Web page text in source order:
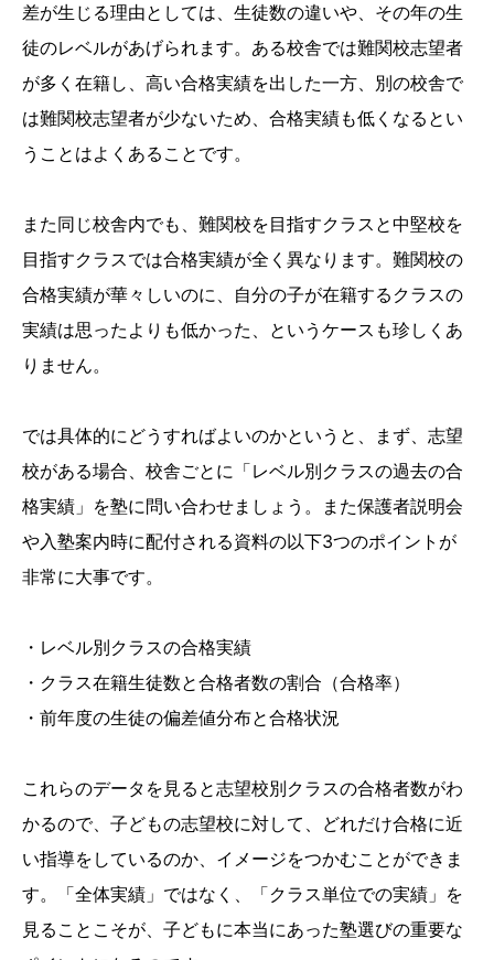
差が生じる理由としては、生徒数の違いや、その年の生
徒のレベルがあげられます。ある校舎では難関校志望者
が多く在籍し、高い合格実績を出した一方、別の校舎で
は難関校志望者が少ないため、合格実績も低くなるとい
うことはよくあることです。
また同じ校舎内でも、難関校を目指すクラスと中堅校を
目指すクラスでは合格実績が全く異なります。難関校の
合格実績が華々しいのに、自分の子が在籍するクラスの
実績は思ったよりも低かった、というケースも珍しくあ
りません。
では具体的にどうすればよいのかというと、まず、志望
校がある場合、校舎ごとに「レベル別クラスの過去の合
格実績」を塾に問い合わせましょう。また保護者説明会
や入塾案内時に配付される資料の以下3つのポイントが
非常に大事です。
・レベル別クラスの合格実績
・クラス在籍生徒数と合格者数の割合（合格率）
・前年度の生徒の偏差値分布と合格状況
これらのデータを見ると志望校別クラスの合格者数がわ
かるので、子どもの志望校に対して、どれだけ合格に近
い指導をしているのか、イメージをつかむことができま
す。「全体実績」ではなく、「クラス単位での実績」を
見ることこそが、子どもに本当にあった塾選びの重要な